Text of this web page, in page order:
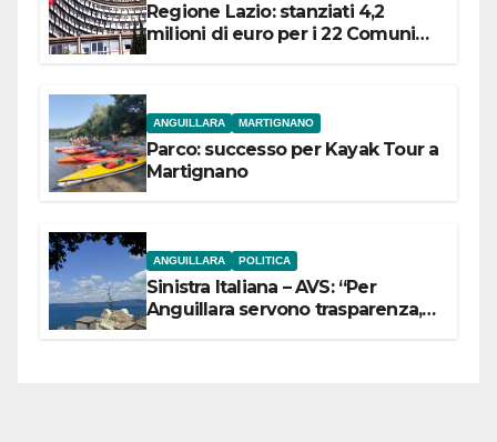
Regione Lazio: stanziati 4,2
milioni di euro per i 22 Comuni
ANGUILLARA MARTIGNANO
Parco: successo per Kayak Tour a
Martignano
ANGUILLARA POLITICA
Sinistra Italiana – AVS: “Per
Anguillara servono trasparenza,